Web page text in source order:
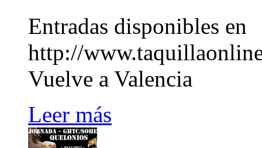
Entradas disponibles en
http://
Vuelve a Valencia
Leer más